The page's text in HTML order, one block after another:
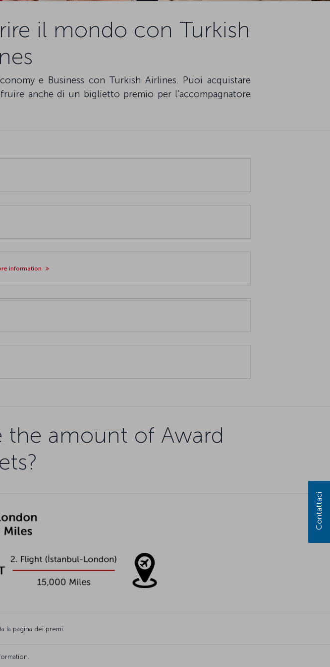
il mondo con Turkish
e Business con Turkish Airlines. Puoi acquistare
anche di un biglietto premio per l'accompagnatore
information
amount of Award
la pagina dei premi.
Contattaci